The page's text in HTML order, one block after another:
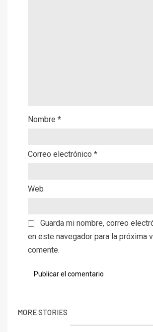
Nombre *
Correo electrónico *
Web
Guarda mi nombre, correo
en este navegador para la próxima
comente.
MORE STORIES